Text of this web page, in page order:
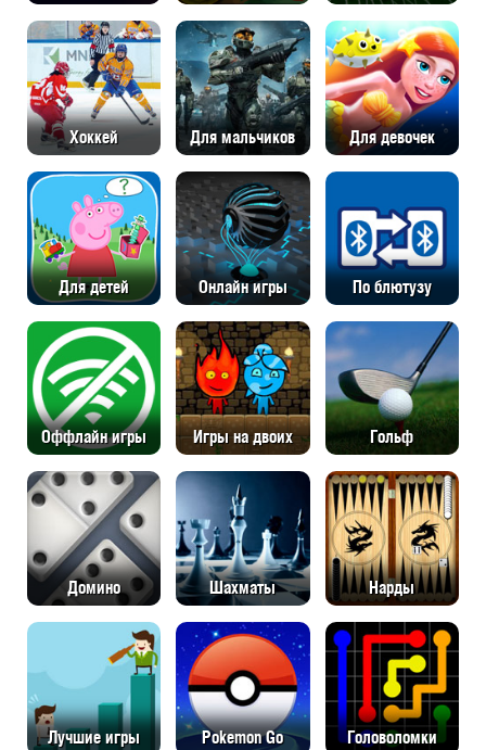
Хоккей Для мальчиков Для девочек
Для детей Онлайн игры По блютузу
Оффлайн игры Игры на двоих Гольф
Домино Шахматы Нарды
Лучшие игры Pokemon Go Головоломки